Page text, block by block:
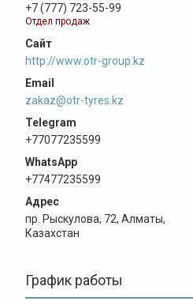
+7 (777) 723-55-99
Отдел продаж
http://www.otr-group.kz
zakaz@otr-tyres.kz
+77077235599
+77477235599
пр. Рыскулова, 72, Алматы,
Казахстан
График работы